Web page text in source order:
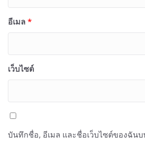
อีเมล *
เว็บไซต์
บันทึกชื่อ, อีเมล และชื่อเว็บไซต์ของฉันบ